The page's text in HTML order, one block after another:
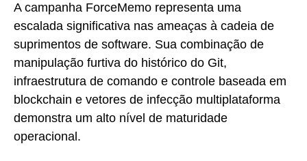
A campanha ForceMemo representa uma
escalada significativa nas ameaças à cadeia de
suprimentos de software. Sua combinação de
manipulação furtiva do histórico do Git,
infraestrutura de comando e controle baseada em
blockchain e vetores de infecção multiplataforma
demonstra um alto nível de maturidade
operacional.